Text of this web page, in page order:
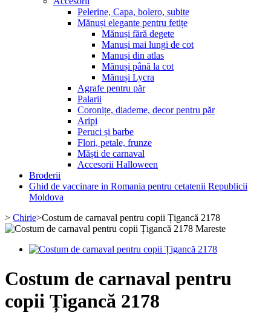
Pelerine, Capa, bolero, subite
Mănuși elegante pentru fetițe
Mănuși fără degete
Manuși mai lungi de cot
Manuși din atlas
Mănuși până la cot
Mănuși Lycra
Agrafe pentru păr
Palarii
Coronițe, diademe, decor pentru păr
Aripi
Peruci și barbe
Flori, petale, frunze
Măști de carnaval
Accesorii Halloween
Broderii
Ghid de vaccinare in Romania pentru cetatenii Republicii
Moldova
> Chirie>Costum de carnaval pentru copii Țigancă 2178
Mareste
Costum de carnaval pentru
copii Țigancă 2178